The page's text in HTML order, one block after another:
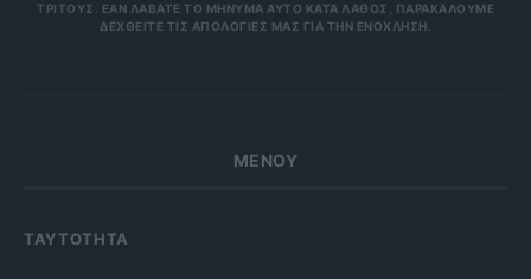
ΟΥΣ. ΕΆΝ ΛΆΒΑΤΕ ΤΟ ΜΉΝΥΜΑ ΑΥΤΌ ΚΑΤΆ ΛΆΘΟΣ, ΠΑΡΑΚΑΛΟΎΜΕ ΔΕΧΘ
ΕΊΤΕ ΤΙΣ ΑΠΟΛΟΓΊΕΣ ΜΑΣ ΓΙΑ ΤΗΝ ΕΝΌΧΛΗΣΗ.
ΜΕΝΟΥ
ΤΑΥΤΟΤΗΤΑ